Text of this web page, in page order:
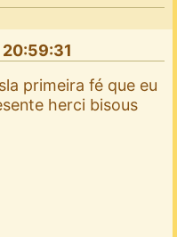
primeira fé que eu
herci bisous